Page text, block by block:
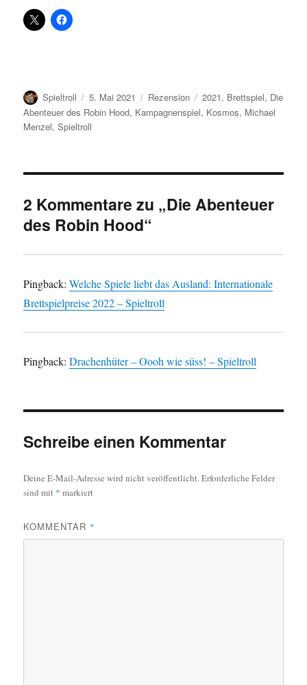
Autor
Spieltroll
Veröffentlicht
am
5. Mai 2021 Kategorien
Rezension Schlagwörter
2021, Brettspiel, Die
Abenteuer des Robin Hood, Kampagnenspiel, Kosmos, Michael
Menzel,Spieltroll
2 Kommentare zu „Die Abenteuer
des Robin Hood“
Pingback:Welche Spiele liebt das Ausland: Internationale
Brettspielpreise 2022 – Spieltroll
Pingback:Drachenhüter – Oooh wie süss! – Spieltroll
Schreibe einen Kommentar
Deine E-Mail-Adresse wird nicht veröffentlicht.Erforderliche Felder
sind mit * markiert
KOMMENTAR *